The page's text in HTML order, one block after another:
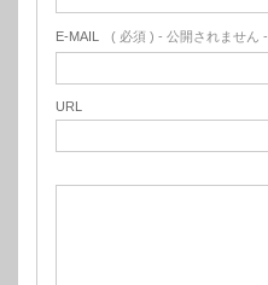
E-MAIL ( 必須 ) - 公開されません -
URL